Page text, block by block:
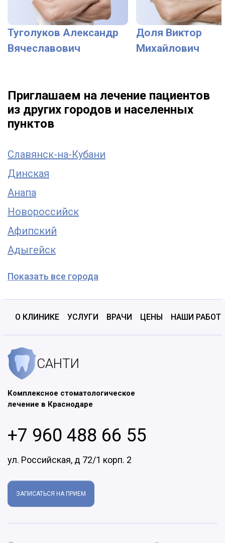
Туголуков Александр
Вячеславович
Доля Виктор
Михайлович
Приглашаем на лечение пациентов
из других городов и населенных
пунктов
Славянск-на-Кубани
Динская
Анапа
Новороссийск
Афипский
Адыгейск
Показать все города
О КЛИНИКЕ УСЛУГИ ВРАЧИ ЦЕНЫ НАШИ
САНТИ
Комплексное стоматологическое
лечение в Краснодаре
+7 960 488 66 55
ул. Российская, д 72/1 корп. 2
ЗАПИСАТЬСЯ НА ПРИЕМ